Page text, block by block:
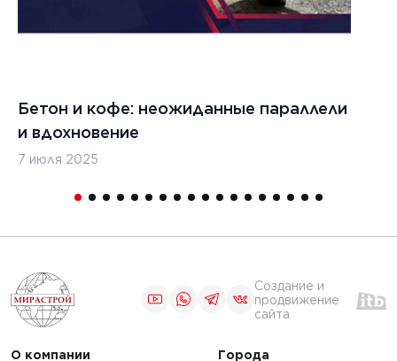
Бетон и кофе: неожиданные параллели
и вдохновение
7 июля 2025
Создание и
продвижение
сайта
О компании Города